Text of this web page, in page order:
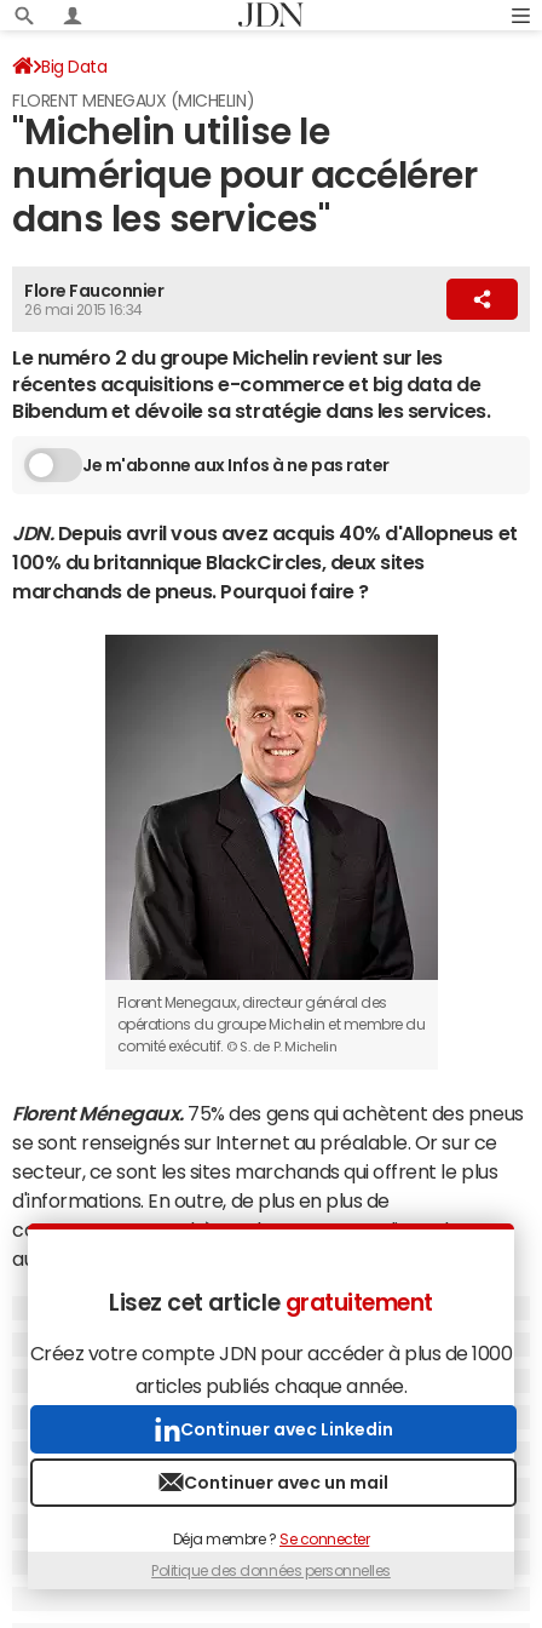
Big Data
FLORENT MENEGAUX (MICHELIN)
"Michelin utilise le
numérique pour accélérer
dans les services"
Flore Fauconnier
26 mai 2015 16:34
Le numéro 2 du groupe Michelin revient sur les
récentes acquisitions e-commerce et big data de
Bibendum et dévoile sa stratégie dans les services.
Je m'abonne aux Infos à ne pas rater
JDN.Depuis avril vous avez acquis 40% d'Allopneus et
100% du britannique BlackCircles, deux sites
marchands de pneus. Pourquoi faire ?
Florent Menegaux, directeur général des
opérations du groupe Michelin et membre du
comité exécutif. © S. de P. Michelin
Florent Ménegaux.75% des gens qui achètent des pneus
se sont renseignés sur Internet au préalable. Or sur ce
secteur, ce sont les sites marchands qui offrent le plus
d'informations. En outre, de plus en plus de
consommateurs achètent leurs pneus en ligne. Ils sont
aujourd'hui 8% au Royaume-Uni et 12% à 14% en France.
D'autre part, nous estimons que la marqueMichelin
Euromaster, doit être représentée sur tous les canaux,
tous les points de rencontre avec le consommateur. D'où
l'intérêt d'acquérir ou de conclure des partenariats avec
des sites qui valorisent les marques et sont performants.
C'est le cas aussi bien d'Allopneus, qui détient 50% de
de marchésur le web marchand français, que de
BlackCircles, dont la part de marché Internet au
étions déjà montés à 100% du capital de Popgom[qui
Lisez cet article gratuitement
Créez votre compte JDN pour accéder à plus de 1000
articles publiés chaque année.
Continuer avec Linkedin
Continuer avec un mail
Déja membre ?Se connecter
Politique des données personnelles